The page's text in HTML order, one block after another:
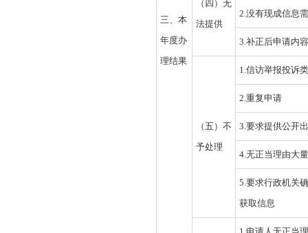
三、本
年度办
理结果
（四）无
法提供
2.没有现成信息
3.补正后申请内
（五）不
予处理
1.信访举报投诉
2.重复申请
3.要求提供公开
4.无正当理由大
5.要求行政机关
获取信息